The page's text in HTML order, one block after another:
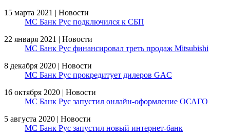
15 марта 2021 | Новости
МС Банк Рус подключился к СБП
22 января 2021 | Новости
МС Банк Рус финансировал треть продаж Mitsubishi
8 декабря 2020 | Новости
МС Банк Рус прокредитует дилеров GAC
16 октября 2020 | Новости
МС Банк Рус запустил онлайн-оформление ОСАГО
5 августа 2020 | Новости
МС Банк Рус запустил новый интернет-банк